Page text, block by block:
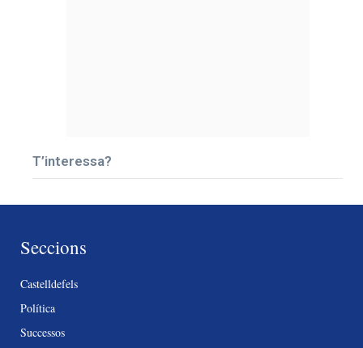
T’interessa?
Seccions
Castelldefels
Política
Successos